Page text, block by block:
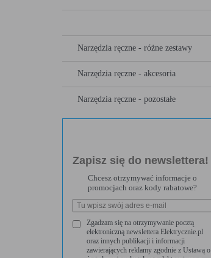
Narzędzia ręczne - różne zestawy
Narzędzia ręczne - akcesoria
Narzędzia ręczne - pozostałe
Zapisz się do newslettera!
Chcesz otrzymywać informacje o
promocjach oraz kody rabatowe?
Zgadzam się na otrzymywanie pocztą
elektroniczną newslettera Elektrycznie.pl
oraz innych publikacji i informacji
zawierających reklamy zgodnie z Ustawą o